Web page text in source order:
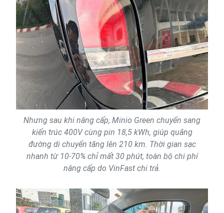
Nhưng sau khi nâng cấp, Minio Green chuyển sang
kiến trúc 400V cùng pin 18,5 kWh, giúp quãng
đường di chuyển tăng lên 210 km. Thời gian sạc
nhanh từ 10-70% chỉ mất 30 phút, toàn bộ chi phí
nâng cấp do VinFast chi trả.